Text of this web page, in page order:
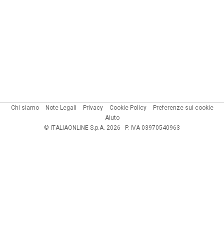
Chi siamo Note Legali Privacy Cookie Policy
Preferenze sui cookie
Aiuto
© ITALIAONLINE S.p.A. 2026 - P. IVA 03970540963